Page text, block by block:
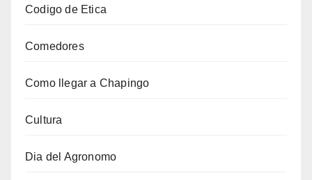
Codigo de Etica
Comedores
Como llegar a Chapingo
Cultura
Dia del Agronomo